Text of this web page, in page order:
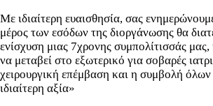
Με ιδιαίτερη ευαισθησία, σας
μέρος των εσόδων της διοργάνωσης θα
ενίσχυση μιας 7χρονης συμπολίτισσάς μας,
να μεταβεί στο εξωτερικό για σοβαρές
χειρουργική επέμβαση και η συμβολή
ιδιαίτερη αξία»